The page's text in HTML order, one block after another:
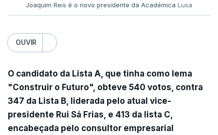
Joaquim Reis é o novo presidente da Académica Lusa
OUVIR
O candidato da Lista A, que tinha como lema
"Construir o Futuro", obteve 540 votos, contra
347 da Lista B, liderada pelo atual vice-
presidente Rui Sá Frias, e 413 da lista C,
encabeçada pelo consultor empresarial